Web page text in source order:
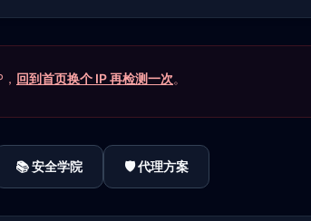
回到首页换个 IP 再检测一次。
📚 安全学院 🛡️ 代理方案